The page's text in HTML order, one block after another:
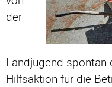
der
Landjugend spontan
Hilfsaktion für die